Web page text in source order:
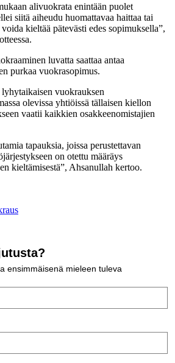
alivuokrata enintään puolet
siitä aiheudu huomattavaa haittaa tai
kieltää pätevästi edes sopimuksella”,
luvatta saattaa antaa
purkaa vuokrasopimus.
vuokrauksen
olevissa yhtiöissä tällaisen kiellon
vaatii kaikkien osakkeenomistajien
tapauksia, joissa perustettavan
on otettu määräys
kieltämisestä”, Ahsanullah kertoo.
ensimmäisenä mieleen tuleva